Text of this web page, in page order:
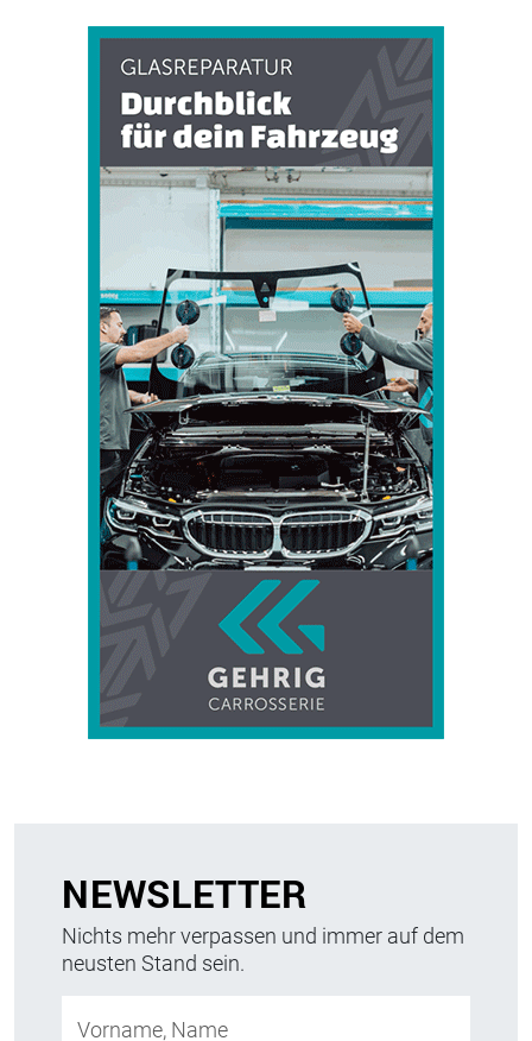
NEWSLETTER
Nichts mehr verpassen und immer auf dem
neusten Stand sein.
Vorname, Name